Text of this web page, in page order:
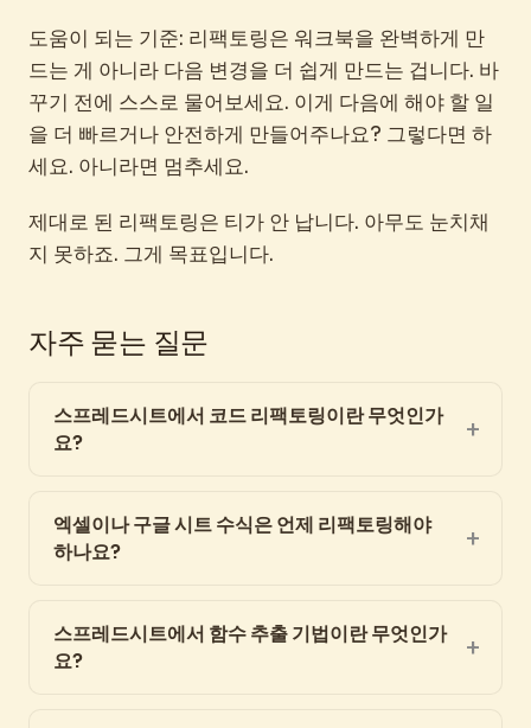
도움이 되는 기준: 리팩토링은 워크북을 완벽하게 만
드는 게 아니라 다음 변경을 더 쉽게 만드는 겁니다. 바
꾸기 전에 스스로 물어보세요. 이게 다음에 해야 할 일
을 더 빠르거나 안전하게 만들어주나요? 그렇다면 하
세요. 아니라면 멈추세요.
제대로 된 리팩토링은 티가 안 납니다. 아무도 눈치채
지 못하죠. 그게 목표입니다.
자주 묻는 질문
스프레드시트에서 코드 리팩토링이란 무엇인가
요?
엑셀이나 구글 시트 수식은 언제 리팩토링해야
하나요?
스프레드시트에서 함수 추출 기법이란 무엇인가
요?